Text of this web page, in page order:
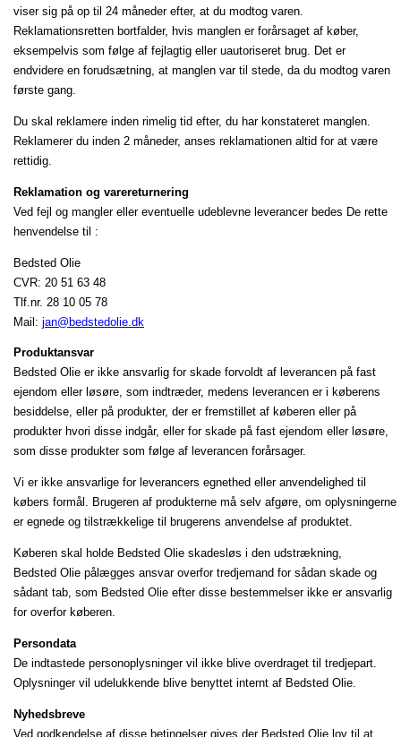
viser sig på op til 24 måneder efter, at du modtog varen.
Reklamationsretten bortfalder, hvis manglen er forårsaget af køber,
eksempelvis som følge af fejlagtig eller uautoriseret brug. Det er
endvidere en forudsætning, at manglen var til stede, da du modtog varen
første gang.
Du skal reklamere inden rimelig tid efter, du har konstateret manglen.
Reklamerer du inden 2 måneder, anses reklamationen altid for at være
rettidig.
Reklamation og varereturnering
Ved fejl og mangler eller eventuelle udeblevne leverancer bedes De rette
henvendelse til :
Bedsted Olie
CVR: 20 51 63 48
Tlf.nr. 28 10 05 78
Mail: jan@bedstedolie.dk
Produktansvar
Bedsted Olie er ikke ansvarlig for skade forvoldt af leverancen på fast
ejendom eller løsøre, som indtræder, medens leverancen er i køberens
besiddelse, eller på produkter, der er fremstillet af køberen eller på
produkter hvori disse indgår, eller for skade på fast ejendom eller løsøre,
som disse produkter som følge af leverancen forårsager.
Vi er ikke ansvarlige for leverancers egnethed eller anvendelighed til
købers formål. Brugeren af produkterne må selv afgøre, om oplysningerne
er egnede og tilstrækkelige til brugerens anvendelse af produktet.
Køberen skal holde Bedsted Olie skadesløs i den udstrækning,
Bedsted Olie pålægges ansvar overfor tredjemand for sådan skade og
sådant tab, som Bedsted Olie efter disse bestemmelser ikke er ansvarlig
for overfor køberen.
Persondata
De indtastede personoplysninger vil ikke blive overdraget til tredjepart.
Oplysninger vil udelukkende blive benyttet internt af Bedsted Olie.
Nyhedsbreve
Ved godkendelse af disse betingelser gives der Bedsted Olie lov til at